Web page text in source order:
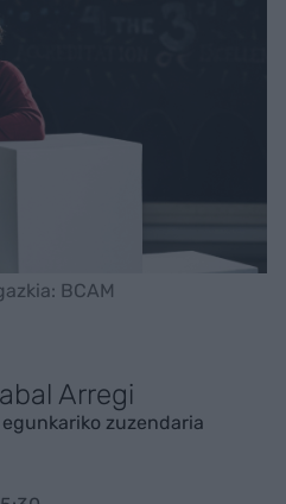
BCAM
Arregi
zuzendaria